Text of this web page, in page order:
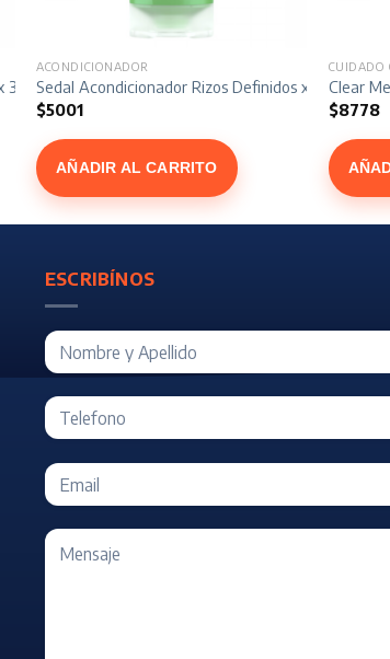
340 ml
ACONDICIONADOR
Sedal Acondicionador Rizos Definidos x 340 ml
$5001
AÑADIR AL CARRITO
CUIDADO
Clear
$8778
ESCRIBÍNOS